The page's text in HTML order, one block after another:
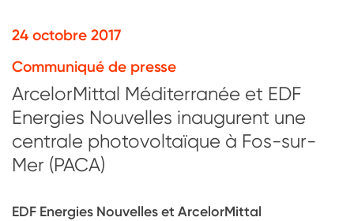
24 octobre 2017
Communiqué de presse
ArcelorMittal Méditerranée et EDF
Energies Nouvelles inaugurent une
centrale photovoltaïque à Fos-sur-
Mer (PACA)
EDF Energies Nouvelles et ArcelorMittal